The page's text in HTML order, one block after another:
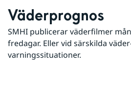
Väderprognos
SMHI publicerar väderfilmer
fredagar. Eller vid särskilda
varningssituationer.